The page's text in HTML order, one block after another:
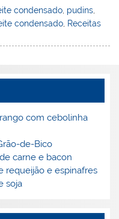
h
o
o
l
t
ar
e
condensado, pudins,
condensado Receitas
com cebolinha
de-Bico
carne e bacon
requeijão e espinafres
soja